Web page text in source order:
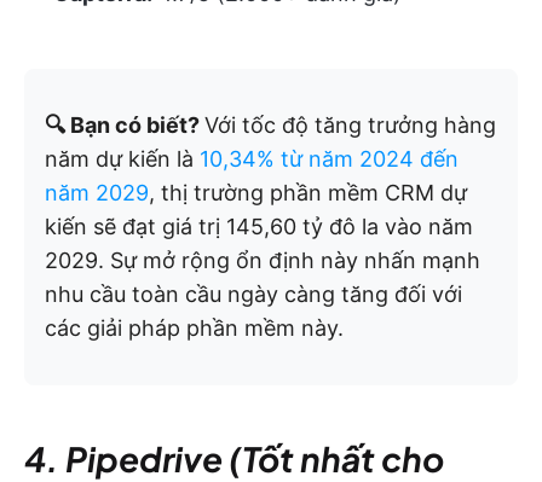
🔍 Bạn có biết?Với tốc độ tăng trưởng hàng
năm dự kiến là 10,34% từ năm 2024 đến
năm 2029, thị trường phần mềm CRM dự
kiến sẽ đạt giá trị 145,60 tỷ đô la vào năm
2029. Sự mở rộng ổn định này nhấn mạnh
nhu cầu toàn cầu ngày càng tăng đối với
các giải pháp phần mềm này.
4. Pipedrive (Tốt nhất cho